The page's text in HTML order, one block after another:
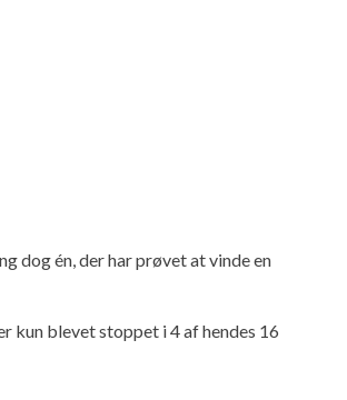
dog én, der har prøvet at vinde en
kun blevet stoppet i 4 af hendes 16